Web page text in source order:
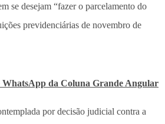
se desejam “fazer o parcelamento do
previdenciárias de novembro de
WhatsApp da Coluna Grande Angular
por decisão judicial contra a